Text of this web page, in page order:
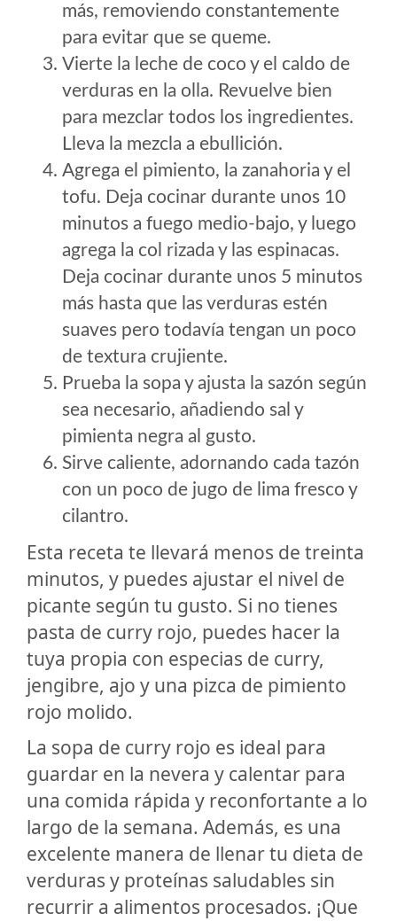
más, removiendo constantemente
para evitar que se queme.
Vierte la leche de coco y el caldo de
verduras en la olla. Revuelve bien
para mezclar todos los ingredientes.
Lleva la mezcla a ebullición.
Agrega el pimiento, la zanahoria y el
tofu. Deja cocinar durante unos 10
minutos a fuego medio-bajo, y luego
agrega la col rizada y las espinacas.
Deja cocinar durante unos 5 minutos
más hasta que las verduras estén
suaves pero todavía tengan un poco
de textura crujiente.
Prueba la sopa y ajusta la sazón según
sea necesario, añadiendo sal y
pimienta negra al gusto.
Sirve caliente, adornando cada tazón
con un poco de jugo de lima fresco y
cilantro.
Esta receta te llevará menos de treinta
minutos, y puedes ajustar el nivel de
picante según tu gusto. Si no tienes
pasta de curry rojo, puedes hacer la
tuya propia con especias de curry,
jengibre, ajo y una pizca de pimiento
rojo molido.
La sopa de curry rojo es ideal para
guardar en la nevera y calentar para
una comida rápida y reconfortante a lo
largo de la semana. Además, es una
excelente manera de llenar tu dieta de
verduras y proteínas saludables sin
recurrir a alimentos procesados. ¡Que